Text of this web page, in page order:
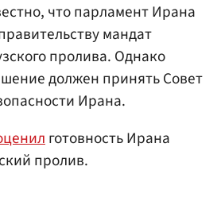
что парламент Ирана
мандат
пролива. Однако
должен принять Совет
Ирана.
готовность Ирана
пролив.